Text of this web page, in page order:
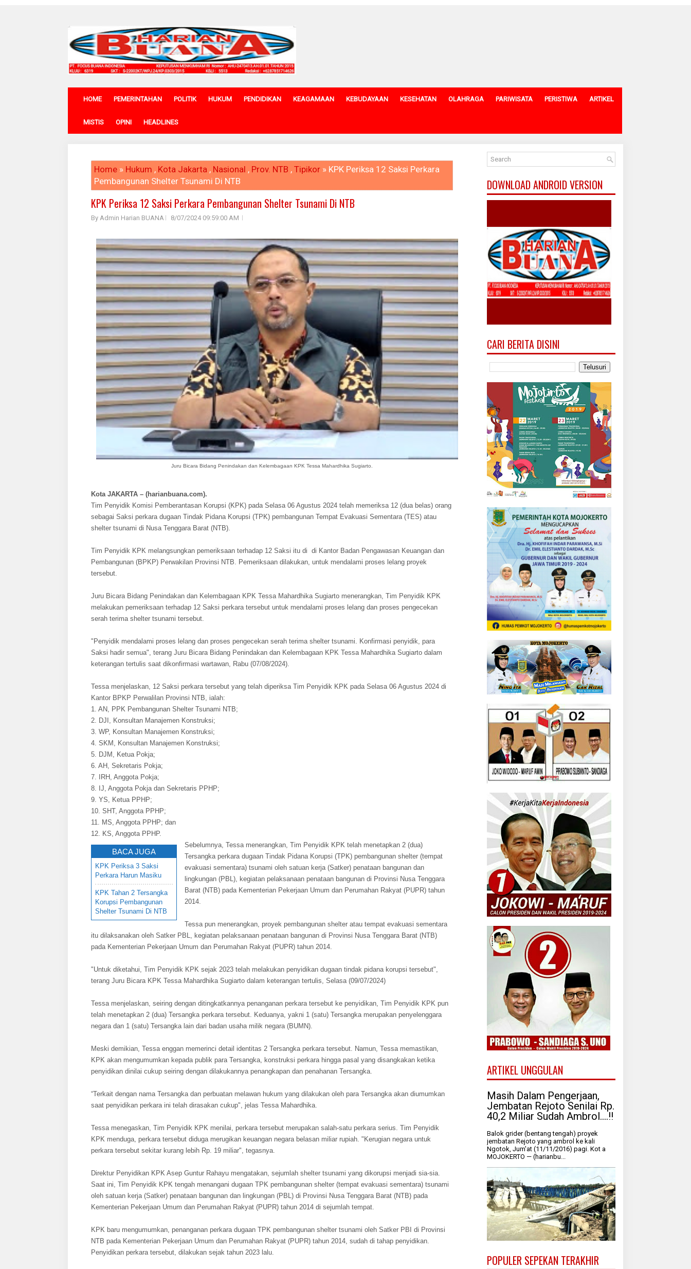
HOME PEMERINTAHAN POLITIK HUKUM PENDIDIKAN KEAGAMAAN KEBUDAYAAN KESEHATAN OLAHRAGA PARIWISATA PERISTIWA ARTIKEL
MISTIS OPINI HEADLINES
Home » Hukum , Kota Jakarta , Nasional , Prov. NTB , Tipikor » KPK Periksa 12 Saksi Perkara
Pembangunan Shelter Tsunami Di NTB
KPK Periksa 12 Saksi Perkara Pembangunan Shelter Tsunami Di NTB
By Admin Harian BUANA 8/07/2024 09:59:00 AM
Juru Bicara Bidang Penindakan dan Kelembagaan KPK Tessa Mahardhika Sugiarto.
Kota JAKARTA – (harianbuana.com).
Tim Penyidik Komisi Pemberantasan Korupsi (KPK) pada Selasa 06 Agustus 2024 telah memeriksa 12 (dua belas) orang
sebagai Saksi perkara dugaan Tindak Pidana Korupsi (TPK) pembangunan Tempat Evakuasi Sementara (TES) atau
shelter tsunami di Nusa Tenggara Barat (NTB).
Tim Penyidik KPK melangsungkan pemeriksaan terhadap 12 Saksi itu di di Kantor Badan Pengawasan Keuangan dan
Pembangunan (BPKP) Perwakilan Provinsi NTB. Pemeriksaan dilakukan, untuk mendalami proses lelang proyek
tersebut.
Juru Bicara Bidang Penindakan dan Kelembagaan KPK Tessa Mahardhika Sugiarto menerangkan, Tim Penyidik KPK
melakukan pemeriksaan terhadap 12 Saksi perkara tersebut untuk mendalami proses lelang dan proses pengecekan
serah terima shelter tsunami tersebut.
"Penyidik mendalami proses lelang dan proses pengecekan serah terima shelter tsunami. Konfirmasi penyidik, para
Saksi hadir semua", terang Juru Bicara Bidang Penindakan dan Kelembagaan KPK Tessa Mahardhika Sugiarto dalam
keterangan tertulis saat dikonfirmasi wartawan, Rabu (07/08/2024).
Tessa menjelaskan, 12 Saksi perkara tersebut yang telah diperiksa Tim Penyidik KPK pada Selasa 06 Agustus 2024 di
Kantor BPKP Perwalilan Provinsi NTB, ialah:
1. AN, PPK Pembangunan Shelter Tsunami NTB;
2. DJI, Konsultan Manajemen Konstruksi;
3. WP, Konsultan Manajemen Konstruksi;
4. SKM, Konsultan Manajemen Konstruksi;
5. DJM, Ketua Pokja;
6. AH, Sekretaris Pokja;
7. IRH, Anggota Pokja;
8. IJ, Anggota Pokja dan Sekretaris PPHP;
9. YS, Ketua PPHP;
10. SHT, Anggota PPHP;
11. MS, Anggota PPHP; dan
12. KS, Anggota PPHP.
BACA JUGA
KPK Periksa 3 Saksi
Perkara Harun Masiku
KPK Tahan 2 Tersangka
Korupsi Pembangunan
Shelter Tsunami Di NTB
Sebelumnya, Tessa menerangkan, Tim Penyidik KPK telah menetapkan 2 (dua)
Tersangka perkara dugaan Tindak Pidana Korupsi (TPK) pembangunan shelter (tempat
evakuasi sementara) tsunami oleh satuan kerja (Satker) penataan bangunan dan
lingkungan (PBL), kegiatan pelaksanaan penataan bangunan di Provinsi Nusa Tenggara
Barat (NTB) pada Kementerian Pekerjaan Umum dan Perumahan Rakyat (PUPR) tahun
2014.
Tessa pun menerangkan, proyek pembangunan shelter atau tempat evakuasi sementara
itu dilaksanakan oleh Satker PBL, kegiatan pelaksanaan penataan bangunan di Provinsi Nusa Tenggara Barat (NTB)
pada Kementerian Pekerjaan Umum dan Perumahan Rakyat (PUPR) tahun 2014.
"Untuk diketahui, Tim Penyidik KPK sejak 2023 telah melakukan penyidikan dugaan tindak pidana korupsi tersebut",
terang Juru Bicara KPK Tessa Mahardhika Sugiarto dalam keterangan tertulis, Selasa (09/07/2024)
Tessa menjelaskan, seiring dengan ditingkatkannya penanganan perkara tersebut ke penyidikan, Tim Penyidik KPK pun
telah menetapkan 2 (dua) Tersangka perkara tersebut. Keduanya, yakni 1 (satu) Tersangka merupakan penyelenggara
negara dan 1 (satu) Tersangka lain dari badan usaha milik negara (BUMN).
Meski demikian, Tessa enggan memerinci detail identitas 2 Tersangka perkara tersebut. Namun, Tessa memastikan,
KPK akan mengumumkan kepada publik para Tersangka, konstruksi perkara hingga pasal yang disangkakan ketika
penyidikan dinilai cukup seiring dengan dilakukannya penangkapan dan penahanan Tersangka.
“Terkait dengan nama Tersangka dan perbuatan melawan hukum yang dilakukan oleh para Tersangka akan diumumkan
saat penyidikan perkara ini telah dirasakan cukup", jelas Tessa Mahardhika.
Tessa menegaskan, Tim Penyidik KPK menilai, perkara tersebut merupakan salah-satu perkara serius. Tim Penyidik
KPK menduga, perkara tersebut diduga merugikan keuangan negara belasan miliar rupiah. "Kerugian negara untuk
perkara tersebut sekitar kurang lebih Rp. 19 miliar", tegasnya.
Direktur Penyidikan KPK Asep Guntur Rahayu mengatakan, sejumlah shelter tsunami yang dikorupsi menjadi sia-sia.
Saat ini, Tim Penyidik KPK tengah menangani dugaan TPK pembangunan shelter (tempat evakuasi sementara) tsunami
oleh satuan kerja (Satker) penataan bangunan dan lingkungan (PBL) di Provinsi Nusa Tenggara Barat (NTB) pada
Kementerian Pekerjaan Umum dan Perumahan Rakyat (PUPR) tahun 2014 di sejumlah tempat.
KPK baru mengumumkan, penanganan perkara dugaan TPK pembangunan shelter tsunami oleh Satker PBI di Provinsi
NTB pada Kementerian Pekerjaan Umum dan Perumahan Rakyat (PUPR) tahun 2014, sudah di tahap penyidikan.
Penyidikan perkara tersebut, dilakukan sejak tahun 2023 lalu.
DOWNLOAD ANDROID VERSION
CARI BERITA DISINI
ARTIKEL UNGGULAN
Masih Dalam Pengerjaan,
Jembatan Rejoto Senilai Rp.
40,2 Miliar Sudah Ambrol....!!
Balok grider (bentang tengah) proyek
jembatan Rejoto yang ambrol ke kali
Ngotok, Jum'at (11/11/2016) pagi. Kot a
MOJOKERTO — (harianbu...
POPULER SEPEKAN TERAKHIR